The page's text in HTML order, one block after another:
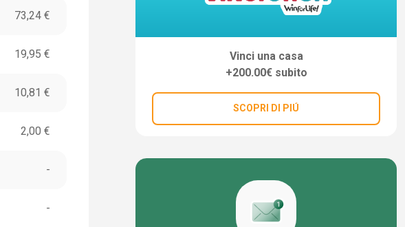
73,24 €
19,95 €
10,81 €
2,00 €
-
-
Vinci una casa
+200.00€ subito
SCOPRI DI PIÚ